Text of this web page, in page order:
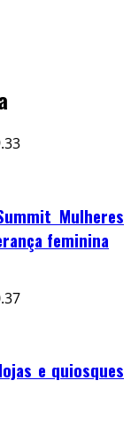
Mulheres
feminina
e quiosques